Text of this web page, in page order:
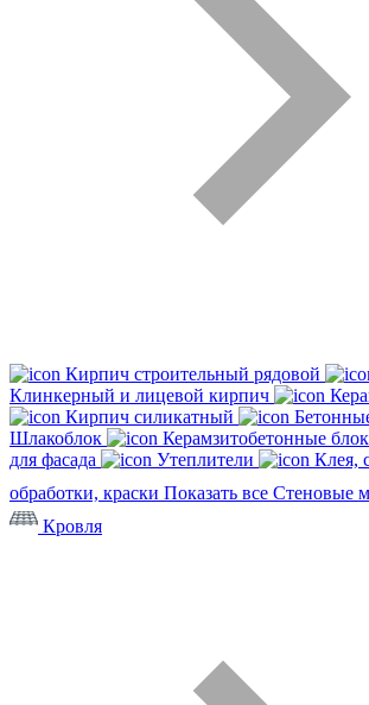
Кирпич строительный рядовой
Клинкерный и лицевой кирпич
Кирпич силикатный
Шлакоблок
Керамзитобетонные
для фасада
Утеплители
Клея,
обработки, краски Показать все Стеновые
Кровля